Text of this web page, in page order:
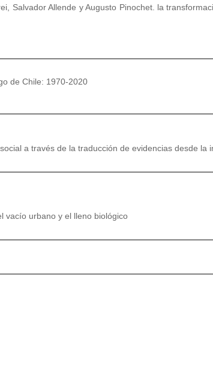
Salvador Allende y Augusto Pinochet. la
de Chile: 1970-2020
a través de la traducción de evidencias desde la
vacío urbano y el lleno biológico